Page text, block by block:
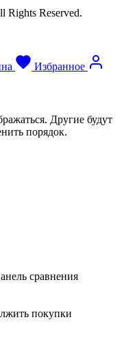
Rights Reserved.
Избранное
Другие будут
порядок.
сравнения
покупки